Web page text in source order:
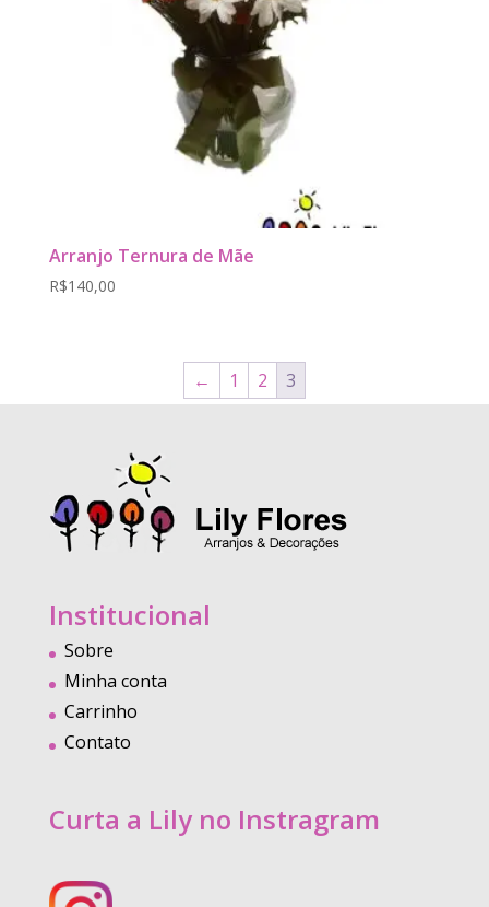
Arranjo Ternura de Mãe
R$140,00
← 1 2 3
Institucional
Sobre
Minha conta
Carrinho
Contato
Curta a Lily no Instragram